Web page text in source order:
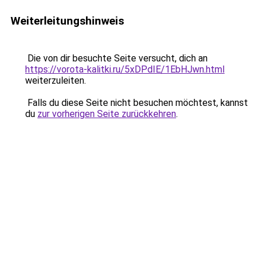
Weiterleitungshinweis
Die von dir besuchte Seite versucht, dich an
https://vorota-kalitki.ru/5xDPdIE/1EbHJwn.html
weiterzuleiten.
Falls du diese Seite nicht besuchen möchtest, kannst
du zur vorherigen Seite zurückkehren.